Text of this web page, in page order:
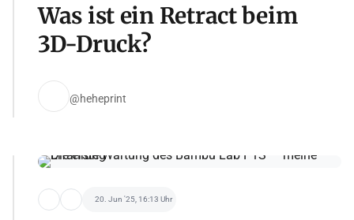
Was ist ein Retract beim
3D-Druck?
@heheprint
20. Jun '25, 16:13 Uhr